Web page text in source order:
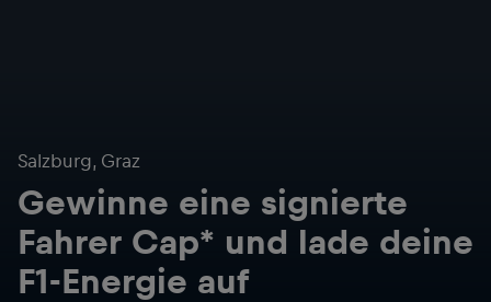
Salzburg, Graz
Gewinne eine signierte
Fahrer Cap* und lade deine
F1-Energie auf